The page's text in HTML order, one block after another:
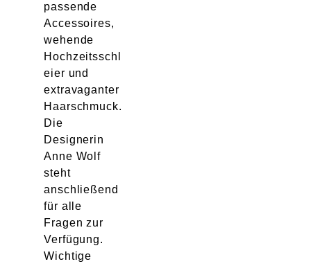
passende
Accessoires,
wehende
Hochzeitsschl
eier und
extravaganter
Haarschmuck.
Die
Designerin
Anne Wolf
steht
anschließend
für alle
Fragen zur
Verfügung.
Wichtige